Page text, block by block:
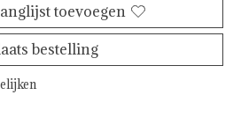
toevoegen
bestelling